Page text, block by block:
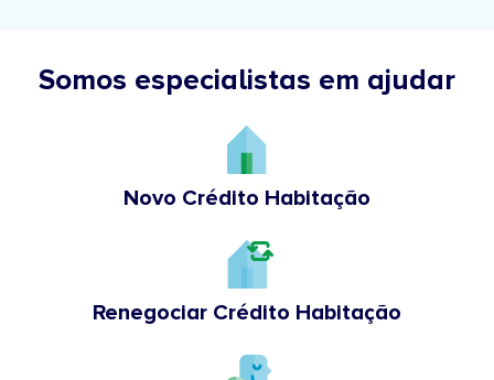
Somos especialistas em ajudar
Novo Crédito Habitação
Renegociar Crédito Habitação